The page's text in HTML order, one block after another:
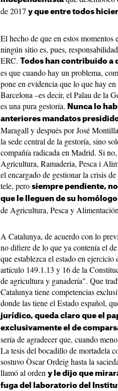
de 2017 y que entre todos
El hecho de que en estos
ningún sitio es, pues,
ERC.
Todos han contribuido a
es que cuando hay un problema,
pone en evidencia que lo que hay
Barcelona –es decir, el Palau de la
es una pura gestoría. Nunca lo
anteriores mandatos
Maragall y después por José
la sede central de la gestoría, sino
compañía radicada en Madrid. Si
Agricultura, Ramaderia, Pesca i
el encargado de gestionar la crisis
tele, pero siempre pendiente,
que le lleguen de su
de Agricultura, Pesca y
A Catalunya, de acuerdo con lo
no difiere de lo que ya contenía el
que establezca el estado en
artículo 149.1.13 y 16 de la
de agricultura y ganadería". Que
Catalunya tiene competencias
donde las tiene el Estado español,
jurídico, queda claro que el
exclusivamente el de
sería de agradecer que, cuando
La tesis del bocadillo de mortadela
sostuvo Òscar Ordeig hasta la
llamó al orden y le dijo que
fuga del laboratorio del